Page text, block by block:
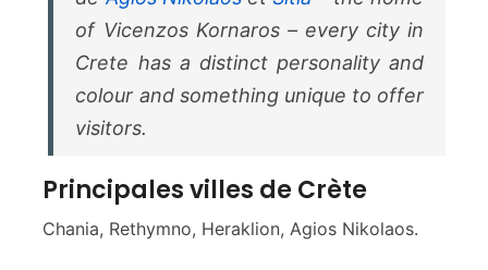
of Vicenzos Kornaros– every city in
Crete has a distinct personality and
colour and something unique to offer
visitors.
Principales villes de Crète
Chania, Rethymno, Heraklion, Agios Nikolaos.